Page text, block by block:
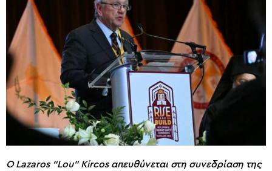
Ο Lazaros “Lou” Kircos απευθύνεται στη συνεδρίαση της